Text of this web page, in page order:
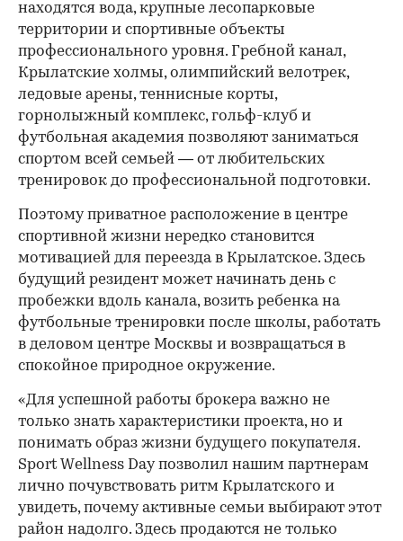
находятся вода, крупные лесопарковые
территории и спортивные объекты
профессионального уровня. Гребной канал,
Крылатские холмы, олимпийский велотрек,
ледовые арены, теннисные корты,
горнолыжный комплекс, гольф-клуб и
футбольная академия позволяют заниматься
спортом всей семьей — от любительских
тренировок до профессиональной подготовки.
Поэтому приватное расположение в центре
спортивной жизни нередко становится
мотивацией для переезда в Крылатское. Здесь
будущий резидент может начинать день с
пробежки вдоль канала, возить ребенка на
футбольные тренировки после школы, работать
в деловом центре Москвы и возвращаться в
спокойное природное окружение.
«Для успешной работы брокера важно не
только знать характеристики проекта, но и
понимать образ жизни будущего покупателя.
Sport Wellness Day позволил нашим партнерам
лично почувствовать ритм Крылатского и
увидеть, почему активные семьи выбирают этот
район надолго. Здесь продаются не только